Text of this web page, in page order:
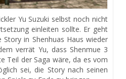
Yu Suzuki selbst noch nicht
einleiten sollte. Er geht
in Shenhuas Haus wieder
verrät Yu, dass Shenmue 3
Teil der Saga wäre, da es vom
sei, die Story nach seinen